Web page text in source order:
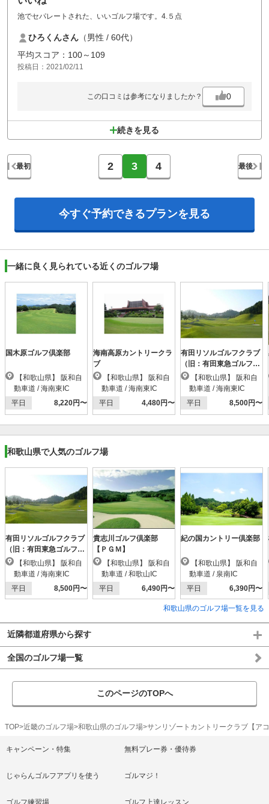
池でセパレートされた、いいゴルフ場です。4.５点
ひろくんさん （男性 / 60代）
平均スコア：100～109
投稿日：2021/02/11
この口コミは参考になりましたか？ 0
続きを見る
最初 2 3 4 最後
今すぐ予約できるプランを見る
一緒に良く見られている近くのゴルフ場
国木原ゴルフ倶楽部
動車道 / 海南東IC
平日
8,220円〜
海南高原カントリークラ
ブ
動車道 / 海南東IC
平日
4,480円〜
有田リソルゴルフクラブ
（旧：有田東急ゴルフク
ラブ）
動車道 / 海南東IC
平日
8,500円〜
和歌山県で人気のゴルフ場
有田リソルゴルフクラブ
（旧：有田東急ゴルフク
ラブ）
動車道 / 海南東IC
平日
8,500円〜
貴志川ゴルフ倶楽部
【ＰＧＭ】
動車道 / 和歌山IC
平日
6,490円〜
紀の国カントリー倶楽部
動車道 / 泉南IC
平日
6,390円〜
和歌山県のゴルフ場一覧を見る
近隣都道府県から探す
全国のゴルフ場一覧
このページのTOPへ
TOP 近畿のゴルフ場 和歌山県のゴルフ場 サンリゾートカントリークラブ【ア
キャンペーン・特集 無料プレー券・優待券
じゃらんゴルフアプリを使う ゴルマジ！
ゴルフ練習場 ゴルフ上達レッスン